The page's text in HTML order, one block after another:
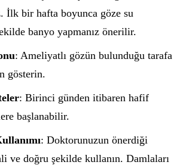
İlk bir hafta boyunca göze su
banyo yapmanız önerilir.
: Ameliyatlı gözün bulunduğu tarafa
gösterin.
: Birinci günden itibaren hafif
başlanabilir.
: Doktorunuzun önerdiği
ve doğru şekilde kullanın. Damlaları